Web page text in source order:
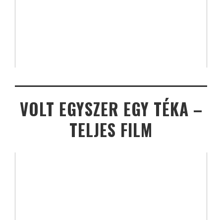
VOLT EGYSZER EGY TÉKA –
TELJES FILM